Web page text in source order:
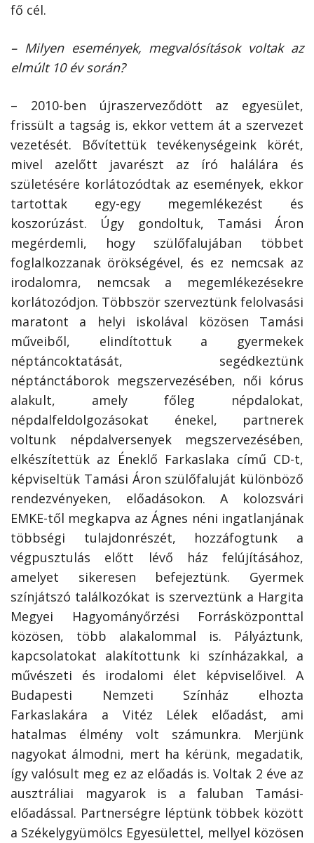
fő cél.
– Milyen események, megvalósítások voltak az
elmúlt 10 év során?
– 2010-ben újraszerveződött az egyesület,
frissült a tagság is, ekkor vettem át a szervezet
vezetését. Bővítettük tevékenységeink körét,
mivel azelőtt javarészt az író halálára és
születésére korlátozódtak az események, ekkor
tartottak egy-egy megemlékezést és
koszorúzást. Úgy gondoltuk, Tamási Áron
megérdemli, hogy szülőfalujában többet
foglalkozzanak örökségével, és ez nemcsak az
irodalomra, nemcsak a megemlékezésekre
korlátozódjon. Többször szerveztünk felolvasási
maratont a helyi iskolával közösen Tamási
műveiből, elindítottuk a gyermekek
néptáncoktatását, segédkeztünk
néptánctáborok megszervezésében, női kórus
alakult, amely főleg népdalokat,
népdalfeldolgozásokat énekel, partnerek
voltunk népdalversenyek megszervezésében,
elkészítettük az Éneklő Farkaslaka című CD-t,
képviseltük Tamási Áron szülőfaluját különböző
rendezvényeken, előadásokon. A kolozsvári
EMKE-től megkapva az Ágnes néni ingatlanjának
többségi tulajdonrészét, hozzáfogtunk a
végpusztulás előtt lévő ház felújításához,
amelyet sikeresen befejeztünk. Gyermek
színjátszó találkozókat is szerveztünk a Hargita
Megyei Hagyományőrzési Forrásközponttal
közösen, több alakalommal is. Pályáztunk,
kapcsolatokat alakítottunk ki színházakkal, a
művészeti és irodalomi élet képviselőivel. A
Budapesti Nemzeti Színház elhozta
Farkaslakára a Vitéz Lélek előadást, ami
hatalmas élmény volt számunkra. Merjünk
nagyokat álmodni, mert ha kérünk, megadatik,
így valósult meg ez az előadás is. Voltak 2 éve az
ausztráliai magyarok is a faluban Tamási-
előadással. Partnerségre léptünk többek között
a Székelygyümölcs Egyesülettel, mellyel közösen